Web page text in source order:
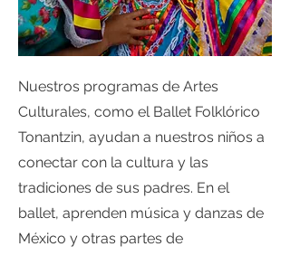
Nuestros programas de Artes
Culturales, como el Ballet Folklórico
Tonantzin, ayudan a nuestros niños a
conectar con la cultura y las
tradiciones de sus padres. En el
ballet, aprenden música y danzas de
México y otras partes de